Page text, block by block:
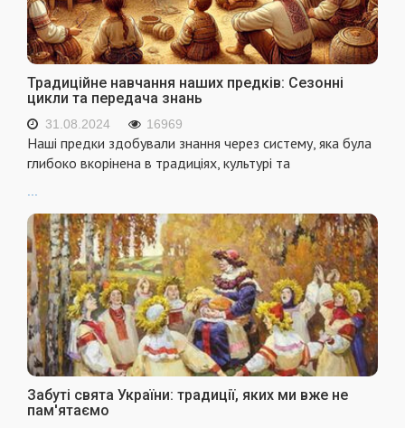
Традиційне навчання наших предків: Сезонні
цикли та передача знань
31.08.2024 16969
Наші предки здобували знання через систему, яка була
глибоко вкорінена в традиціях, культурі та
Забуті свята України: традиції, яких ми вже не
пам'ятаємо